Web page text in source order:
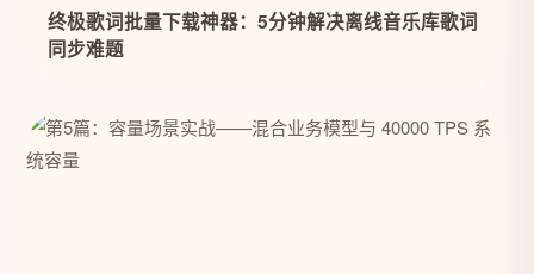
终极歌词批量下载神器：5分钟解决离线音乐库歌词
同步难题